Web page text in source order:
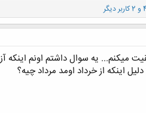
و 2 کاربر دیگر
اینکه از خرداد اومد مرداد چیه؟